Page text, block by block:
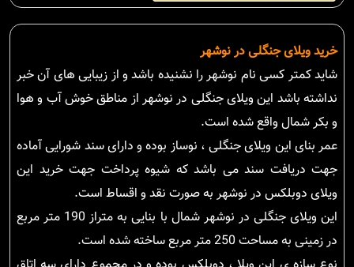
خرید ویلای جنگلی در نوشهر
شاید کمتر کسی نام نوشهر را نشنیده باشد و از زیبایی های آن خبر
نداشته باشد این ویلای جنگلی در نوشهر از مناطق خوش آب و هوا
و بکر شمال واقع شده است.
عمر بنای این ویلای جنگلی ، نوساز بوده و دارای سند شورایی آماده
جهت دریافت سند می باشد که شیوه پرداخت جهت خرید این
ویلای دوبلکس در نوشهر به صورت نقد و اقساط است.
این ویلای جنگلی در نوشهر شمال با بنایی به متراز 190 متر مربع
در زمینی به مساحت 250 متر مربع ساخته شده است.